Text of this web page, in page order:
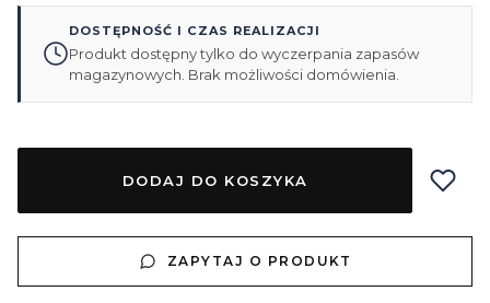
DOSTĘPNOŚĆ I CZAS REALIZACJI
Produkt dostępny tylko do wyczerpania zapasów
magazynowych. Brak możliwości domówienia.
DODAJ DO KOSZYKA
ZAPYTAJ O PRODUKT